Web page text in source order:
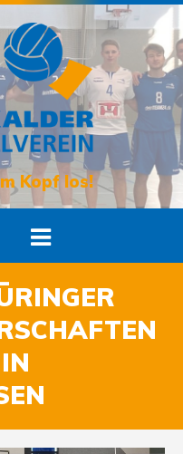
Kopf los!